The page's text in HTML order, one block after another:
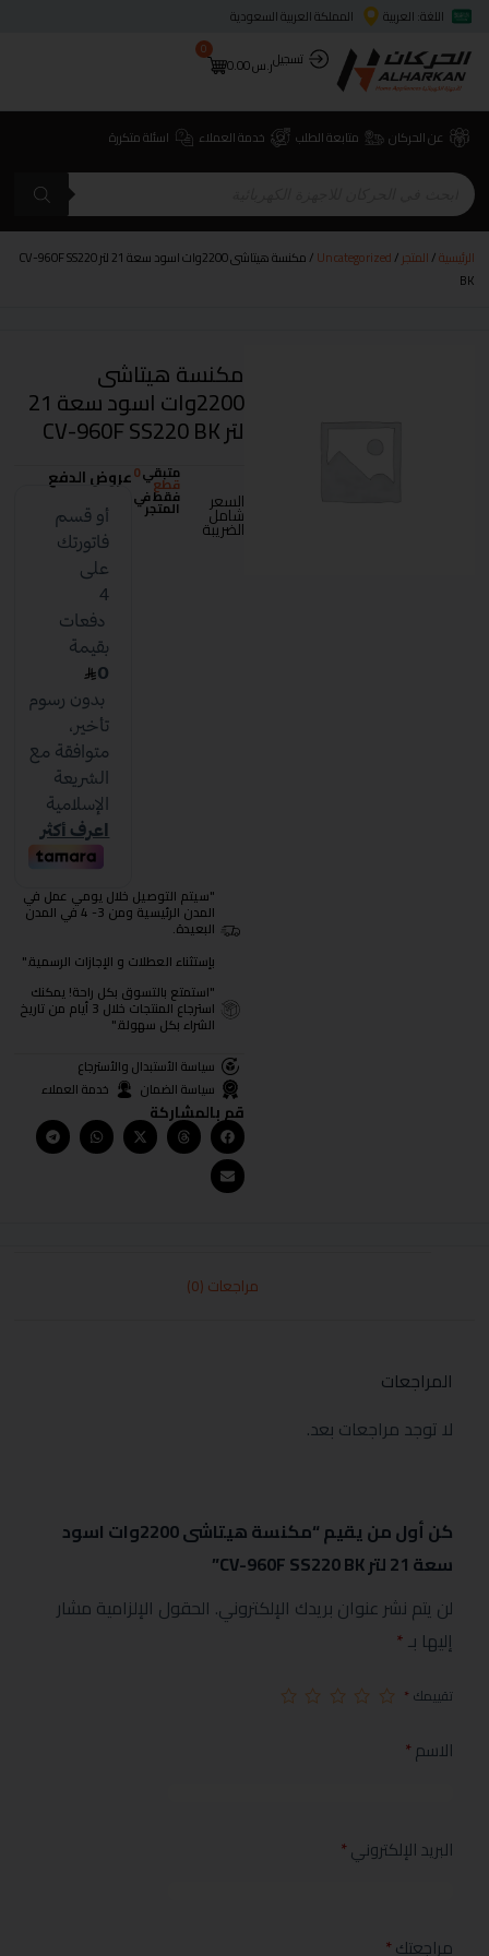
اللغة: العربية
المملكة العربية السعودية
تسجيلر.س0.00
0
عن الحركان متابعة الطلب خدمة العملاء اسئلة متكررة
الرئيسية/المتجر/
Uncategorized
/ مكنسة هيتاشى 2200وات اسود سعة 21 لتر CV-960F SS220
BK
مكنسة هيتاشى
2200وات اسود سعة 21
لتر CV-960F SS220 BK
السعر
شامل
الضريبة
متبقي0
قطع
فقط في
المتجر
عروض الدفع
"سيتم التوصيل خلال يومي عمل في
المدن الرئيسية ومن 3- 4 في المدن
البعيدة.
بإستثناء العطلات و الإجازات الرسمية."
"استمتع بالتسوق بكل راحة! يمكنك
استرجاع المنتجات خلال 3 أيام من تاريخ
الشراء بكل سهولة."
سياسة الأستبدال والأسترجاع
سياسة الضمان
خدمة العملاء
قم بالمشاركة
مراجعات (0)
المراجعات
لا توجد مراجعات بعد.
كن أول من يقيم “مكنسة هيتاشى 2200وات اسود
سعة 21 لتر CV-960F SS220 BK”
لن يتم نشر عنوان بريدك الإلكتروني. الحقول الإلزامية مشار
إليها بـ*
تقييمك *
الاسم*
البريد الإلكتروني*
مراجعتك*